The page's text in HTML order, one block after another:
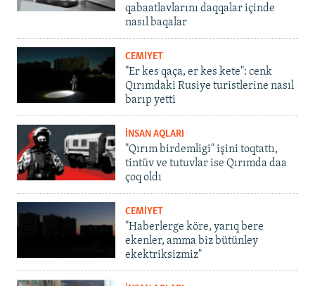
qabaatlavlarını daqqalar içinde
nasıl baqalar
CEMİYET
"Er kes qaça, er kes kete": cenk
Qırımdaki Rusiye turistlerine nasıl
barıp yetti
İNSAN AQLARI
"Qırım birdemligi" işini toqtattı,
tintüv ve tutuvlar ise Qırımda daa
çoq oldı
CEMİYET
"Haberlerge köre, yarıq bere
ekenler, amma biz bütünley
ekektriksizmiz"